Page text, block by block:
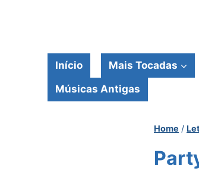
Conteúdo
Início Mais Tocadas
Músicas Antigas
Home /